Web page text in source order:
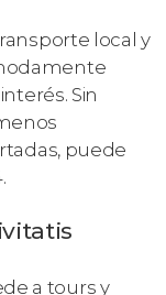
local y
Sin
puede
a tours y